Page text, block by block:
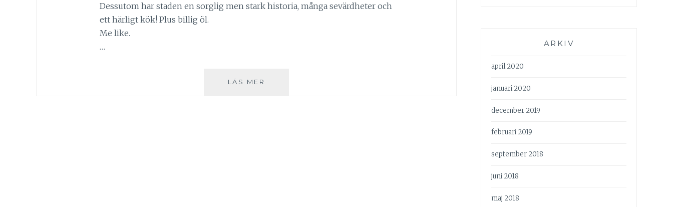
Dessutom har staden en sorglig men stark historia, många sevärdheter och
ett härligt kök! Plus billig öl.
Me like.
…
LÄS MER
ARKIV
april 2020
januari 2020
december 2019
februari 2019
september 2018
juni 2018
maj 2018